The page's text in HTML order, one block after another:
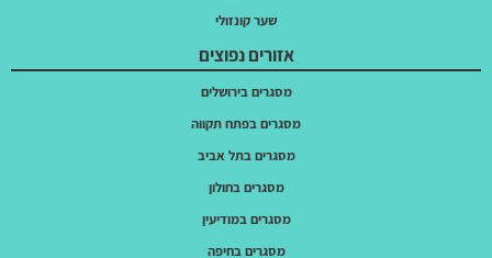
שער קונזולי
אזורים נפוצים
מסגרים בירושלים
מסגרים בפתח תקווה
מסגרים בתל אביב
מסגרים בחולון
מסגרים במודיעין
מסגרים בחיפה